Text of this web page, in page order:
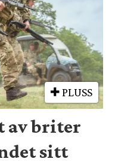
PLUSS
av briter
sitt